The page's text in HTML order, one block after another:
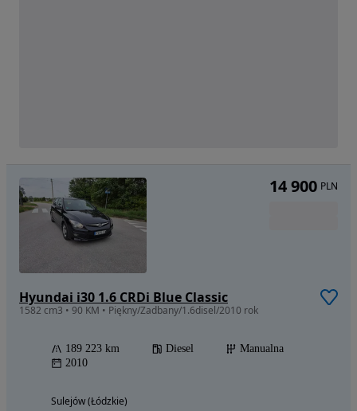
Hyundai i30 1.6 CRDi Blue Classic
1582 cm3 • 90 KM • Piękny/Zadbany/1.6disel/2010 rok
189 223 km Diesel
Manualna
2010
Sulejów (Łódzkie)
14 900 PLN